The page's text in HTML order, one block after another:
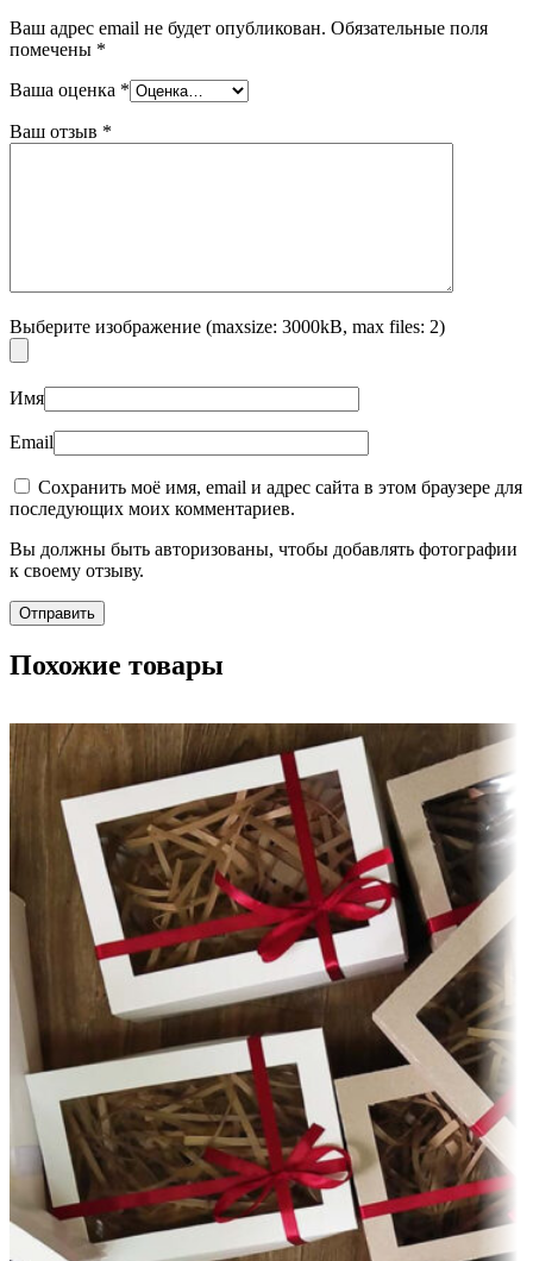
Ваш адрес email не будет опубликован. Обязательные поля
помечены *
Ваша оценка *
Ваш отзыв *
Выберите изображение (maxsize: 3000kB, max files: 2)
Имя
Email
Сохранить моё имя, email и адрес сайта в этом браузере для
последующих моих комментариев.
Вы должны быть авторизованы, чтобы добавлять фотографии
к своему отзыву.
Похожие товары